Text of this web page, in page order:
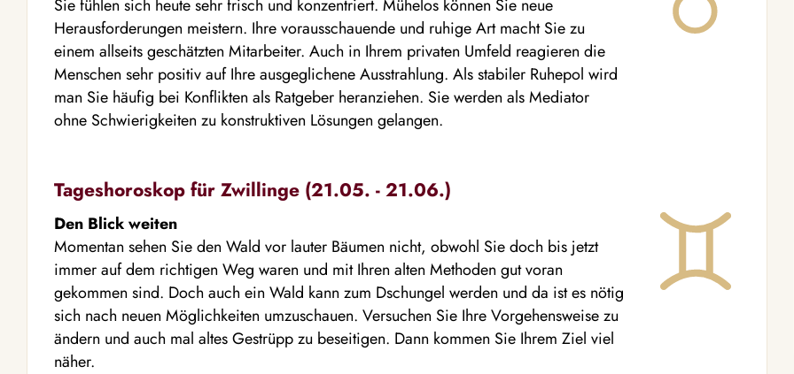
Sie fühlen sich heute sehr frisch und konzentriert. Mühelos können Sie neue
Herausforderungen meistern. Ihre vorausschauende und ruhige Art macht Sie zu
einem allseits geschätzten Mitarbeiter. Auch in Ihrem privaten Umfeld reagieren die
Menschen sehr positiv auf Ihre ausgeglichene Ausstrahlung. Als stabiler Ruhepol wird
man Sie häufig bei Konflikten als Ratgeber heranziehen. Sie werden als Mediator
ohne Schwierigkeiten zu konstruktiven Lösungen gelangen.
Tageshoroskop für Zwillinge (21.05. - 21.06.)
Den Blick weiten
Momentan sehen Sie den Wald vor lauter Bäumen nicht, obwohl Sie doch bis jetzt
immer auf dem richtigen Weg waren und mit Ihren alten Methoden gut voran
gekommen sind. Doch auch ein Wald kann zum Dschungel werden und da ist es nötig
sich nach neuen Möglichkeiten umzuschauen. Versuchen Sie Ihre Vorgehensweise zu
ändern und auch mal altes Gestrüpp zu beseitigen. Dann kommen Sie Ihrem Ziel viel
näher.